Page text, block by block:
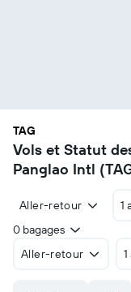
TAG
Vols et Statut
Panglao Intl
Aller-retour 1
0 bagages
Aller-retour